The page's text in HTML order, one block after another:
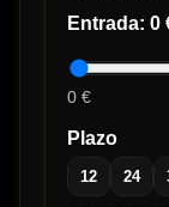
Entrada: 0
0 €
Plazo
12 24